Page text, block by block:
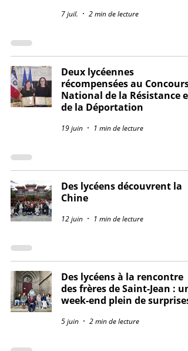
7 juil. 2 min de lecture
Deux lycéennes
récompensées au Concours
National de la Résistance et
de la Déportation
19 juin 1 min de lecture
Des lycéens découvrent la
Chine
12 juin 1 min de lecture
Des lycéens à la rencontre
des frères de Saint-Jean : un
week-end plein de surprises
5 juin 2 min de lecture